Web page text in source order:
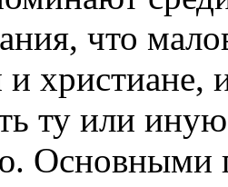
что
и
ту или
Основными